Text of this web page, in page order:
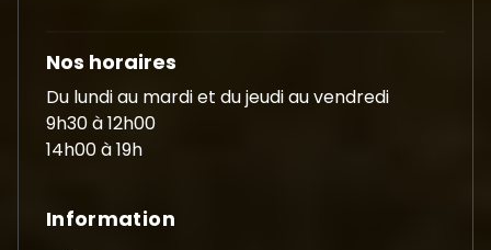
Nos horaires
Du lundi au mardi et du jeudi au vendredi
9h30 à 12h00
14h00 à 19h
Information